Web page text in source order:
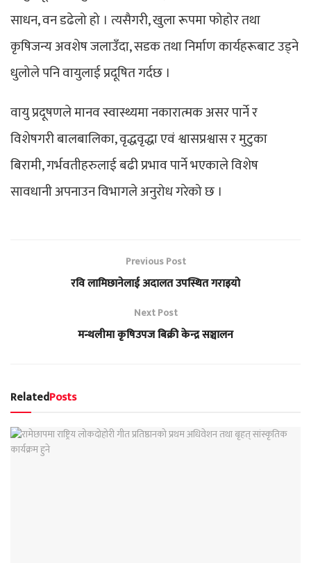
साधन, वन डढेलो हो । त्यसैगरी, खुला रूपमा फोहोर तथा
कृषिजन्य अवशेष जलाउँदा, सडक तथा निर्माण कार्यहरूबाट उड्ने
धुलोले पनि वायुलाई प्रदूषित गर्दछ ।
वायु प्रदूषणले मानव स्वास्थ्यमा नकारात्मक असर पार्ने र
विशेषगरी बालबालिका, वृद्धवृद्धा एवं श्वासप्रश्वास र मुटुका
बिरामी, गर्भवतीहरुलाई बढी प्रभाव पार्ने भएकाले विशेष
सावधानी अपनाउन विभागले अनुरोध गरेको छ ।
Previous Post
रवि लामिछानेलाई अदालत उपस्थित गराइयो
Next Post
मन्थलीमा कृषिउपज बिक्री केन्द्र सञ्चालन
RelatedPosts